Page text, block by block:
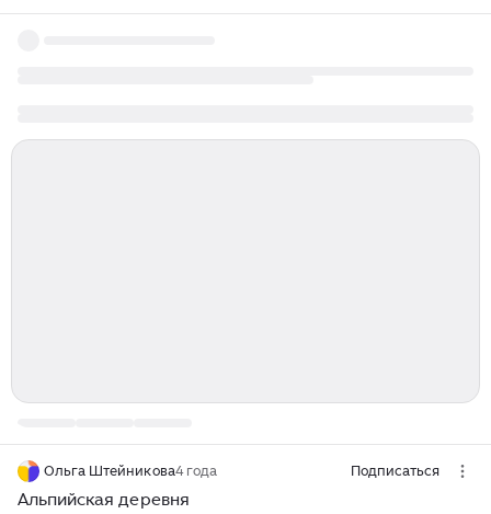
Ольга Штейникова4 года Подписаться
Альпийская деревня